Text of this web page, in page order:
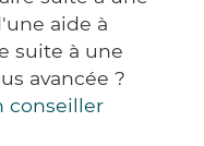
aide à
suite à une
avancée ?
conseiller